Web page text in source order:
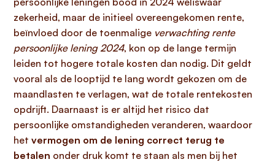
zekerheid, maar de initieel overeengekomen rente,
beïnvloed door de toenmalige verwachting rente
persoonlijke lening 2024, kon op de lange termijn
leiden tot hogere totale kosten dan nodig. Dit geldt
vooral als de looptijd te lang wordt gekozen om de
maandlasten te verlagen, wat de totale rentekosten
opdrijft. Daarnaast is er altijd het risico dat
persoonlijke omstandigheden veranderen, waardoor
het vermogen om de lening correct terug te
betalen onder druk komt te staan als men bij het